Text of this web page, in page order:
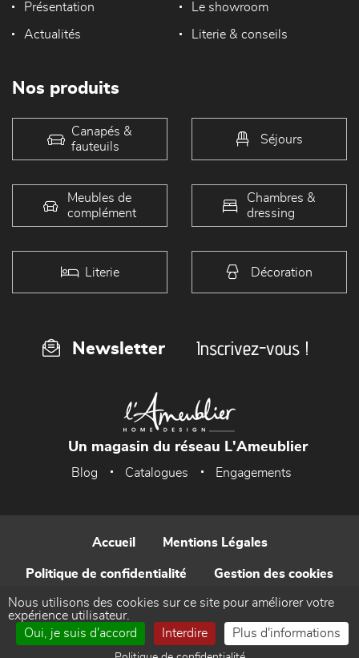
Présentation Le showroom
Actualités Literie & conseils
Nos produits
Canapés &
fauteuils
Séjours
Meubles de
complément
Chambres &
dressing
Literie Décoration
Newsletter Inscrivez-vous !
Un magasin du réseau L'Ameublier
Blog Catalogues Engagements
Accueil Mentions Légales
Politique de confidentialité Gestion des cookies
Contact
Réalisé par WEB Enseignes
Nous utilisons des cookies sur ce site pour améliorer votre
expérience utilisateur.
Oui, je suis d'accord
Interdire Plus d'informations